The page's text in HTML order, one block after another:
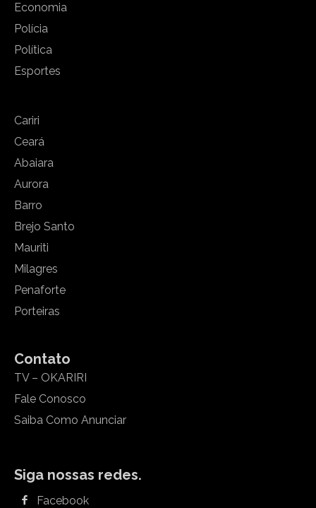
Economia
Polícia
Política
Esportes
Cariri
Ceará
Abaiara
Aurora
Barro
Brejo Santo
Mauriti
Milagres
Penaforte
Porteiras
Contato
TV – OKARIRI
Fale Conosco
Saiba Como Anunciar
Siga nossas redes.
Facebook